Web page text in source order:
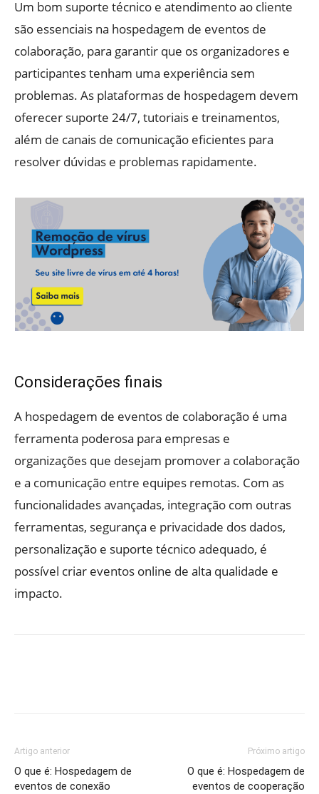
Um bom suporte técnico e atendimento ao cliente
são essenciais na hospedagem de eventos de
colaboração, para garantir que os organizadores e
participantes tenham uma experiência sem
problemas. As plataformas de hospedagem devem
oferecer suporte 24/7, tutoriais e treinamentos,
além de canais de comunicação eficientes para
resolver dúvidas e problemas rapidamente.
Considerações finais
A hospedagem de eventos de colaboração é uma
ferramenta poderosa para empresas e
organizações que desejam promover a colaboração
e a comunicação entre equipes remotas. Com as
funcionalidades avançadas, integração com outras
ferramentas, segurança e privacidade dos dados,
personalização e suporte técnico adequado, é
possível criar eventos online de alta qualidade e
impacto.
Artigo anterior
O que é: Hospedagem de
eventos de conexão
Próximo artigo
O que é: Hospedagem de
eventos de cooperação